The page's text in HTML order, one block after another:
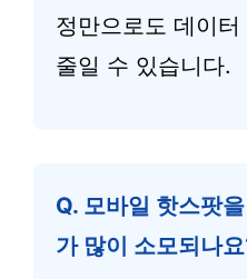
정만으로도 데이
줄일 수 있습니다.
Q. 모바일 핫스팟
가 많이 소모되나